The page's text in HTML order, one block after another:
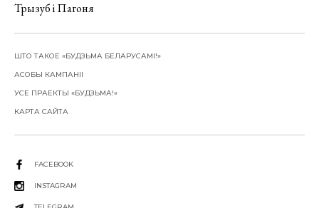
Трызуб і Пагоня
ШТО ТАКОЕ «БУДЗЬМА БЕЛАРУСАМІ!»
АСОБЫ КАМПАНІІ
УСЕ ПРАЕКТЫ «БУДЗЬМА!»
КАРТА САЙТА
FACEBOOK
INSTAGRAM